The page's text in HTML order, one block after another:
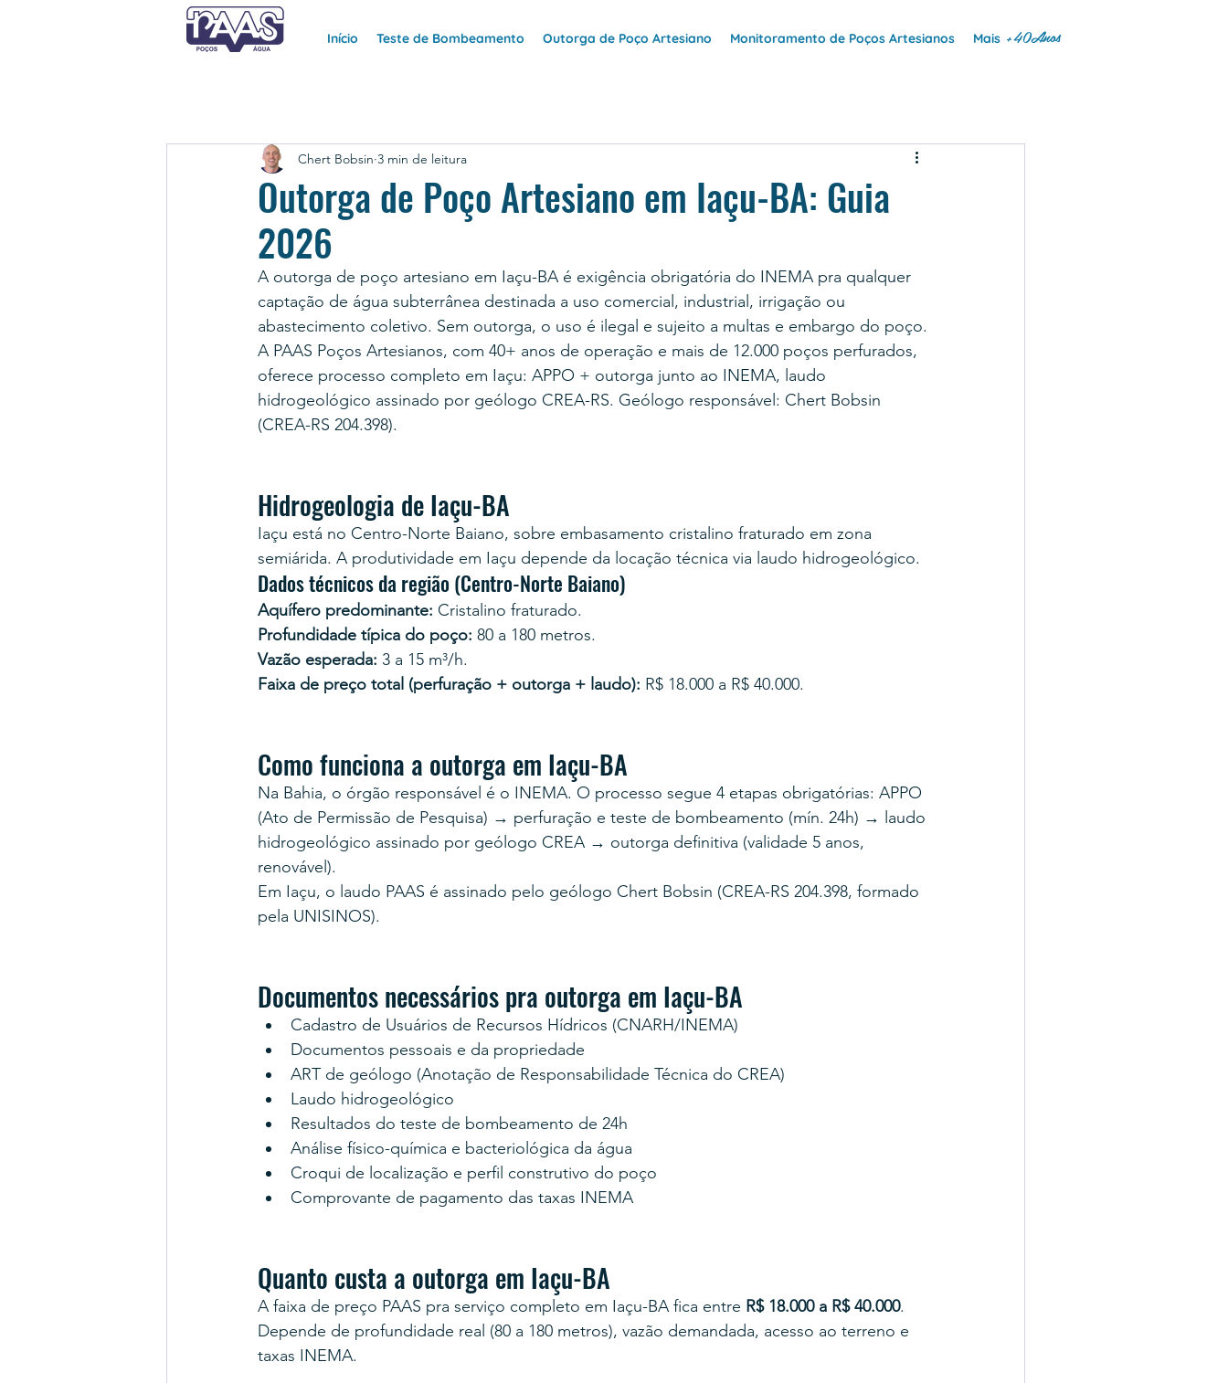
Início Teste de Bombeamento Outorga de Poço Artesiano Monitoramento de Poços Artesianos Mais +40Anos
Outorga de Poço Artesiano em Iaçu-BA: Guia
2026
Chert Bobsin 3 min de leitura
A outorga de poço artesiano em Iaçu-BA é exigência obrigatória do INEMA pra qualquer
captação de água subterrânea destinada a uso comercial, industrial, irrigação ou
abastecimento coletivo. Sem outorga, o uso é ilegal e sujeito a multas e embargo do poço.
A PAAS Poços Artesianos, com 40+ anos de operação e mais de 12.000 poços perfurados,
oferece processo completo em Iaçu: APPO + outorga junto ao INEMA, laudo
hidrogeológico assinado por geólogo CREA-RS. Geólogo responsável: Chert Bobsin
(CREA-RS 204.398).
Hidrogeologia de Iaçu-BA
Iaçu está no Centro-Norte Baiano, sobre embasamento cristalino fraturado em zona
semiárida. A produtividade em Iaçu depende da locação técnica via laudo hidrogeológico.
Dados técnicos da região (Centro-Norte Baiano)
Aquífero predominante: Cristalino fraturado.
Profundidade típica do poço: 80 a 180 metros.
Vazão esperada: 3 a 15 m³/h.
Faixa de preço total (perfuração + outorga + laudo): R$ 18.000 a R$ 40.000.
Como funciona a outorga em Iaçu-BA
Na Bahia, o órgão responsável é o INEMA. O processo segue 4 etapas obrigatórias: APPO
(Ato de Permissão de Pesquisa) → perfuração e teste de bombeamento (mín. 24h) → laudo
hidrogeológico assinado por geólogo CREA → outorga definitiva (validade 5 anos,
renovável).
Em Iaçu, o laudo PAAS é assinado pelo geólogo Chert Bobsin (CREA-RS 204.398, formado
pela UNISINOS).
Documentos necessários pra outorga em Iaçu-BA
Cadastro de Usuários de Recursos Hídricos (CNARH/INEMA)
Documentos pessoais e da propriedade
ART de geólogo (Anotação de Responsabilidade Técnica do CREA)
Laudo hidrogeológico
Resultados do teste de bombeamento de 24h
Análise físico-química e bacteriológica da água
Croqui de localização e perfil construtivo do poço
Comprovante de pagamento das taxas INEMA
Quanto custa a outorga em Iaçu-BA
A faixa de preço PAAS pra serviço completo em Iaçu-BA fica entre R$ 18.000 a R$ 40.000.
Depende de profundidade real (80 a 180 metros), vazão demandada, acesso ao terreno e
taxas INEMA.